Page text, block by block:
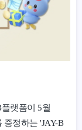
랫폼이 5월
증정하는 'JAY-B